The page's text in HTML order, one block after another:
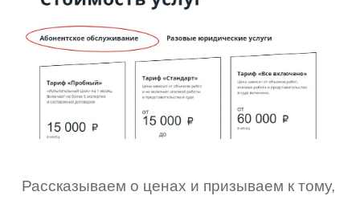
Рассказываем о ценах и призываем к тому,